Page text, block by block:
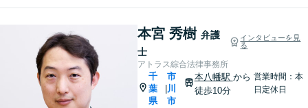
広く対応
本宮 秀樹 弁護
士
インタビューを見
る
アトラス綜合法律事務所
千
葉
県
市
川
市
本八幡駅 から
徒歩10分
営業時間：本
日定休日